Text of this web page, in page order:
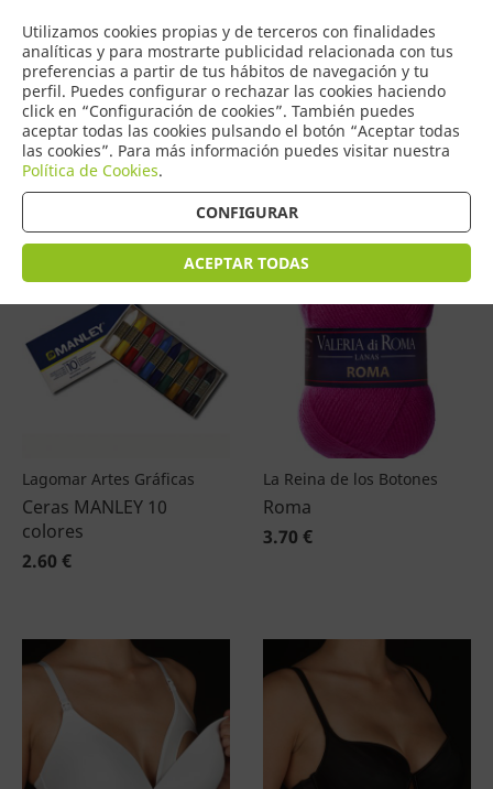
Utilizamos cookies propias y de terceros con finalidades
analíticas y para mostrarte publicidad relacionada con tus
preferencias a partir de tus hábitos de navegación y tu
perfil. Puedes configurar o rechazar las cookies haciendo
click en “Configuración de cookies”. También puedes
aceptar todas las cookies pulsando el botón “Aceptar todas
las cookies”. Para más información puedes visitar nuestra
Política de Cookies.
CONFIGURAR
ACEPTAR TODAS
0
COMERCIO
DE TORRIJOS
Productos (4601)
Ordenar por precio
Lagomar Artes Gráficas
Ceras MANLEY 10
colores
2.60 €
La Reina de los Botones
Roma
3.70 €